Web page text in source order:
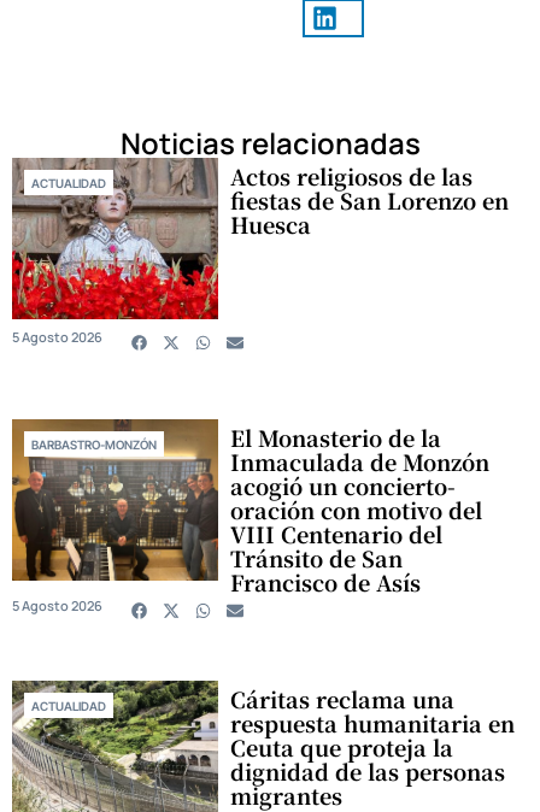
Noticias relacionadas
ACTUALIDAD Actos religiosos de las
fiestas de San Lorenzo en
Huesca
5 Agosto 2026
BARBASTRO-MONZÓN El Monasterio de la
Inmaculada de Monzón
acogió un concierto-
oración con motivo del
VIII Centenario del
Tránsito de San
Francisco de Asís
5 Agosto 2026
ACTUALIDAD Cáritas reclama una
respuesta humanitaria en
Ceuta que proteja la
dignidad de las personas
migrantes